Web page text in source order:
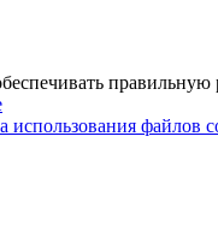
правильную
использования файлов